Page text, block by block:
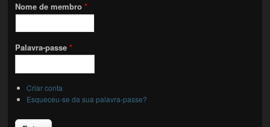
Nome de membro*
Palavra-passe*
Criar conta
Esqueceu-se da sua palavra-passe?